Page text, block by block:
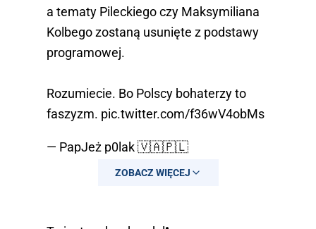
a tematy Pileckiego czy Maksymiliana
Kolbego zostaną usunięte z podstawy
programowej.
Rozumiecie. Bo Polscy bohaterzy to
faszyzm. pic.twitter.com/f36wV4obMs
— PapJeż p0lak 🇻🇦🇵🇱
(@MurzynfrogXXX)February 13, 2024
ZOBACZ WIĘCEJ